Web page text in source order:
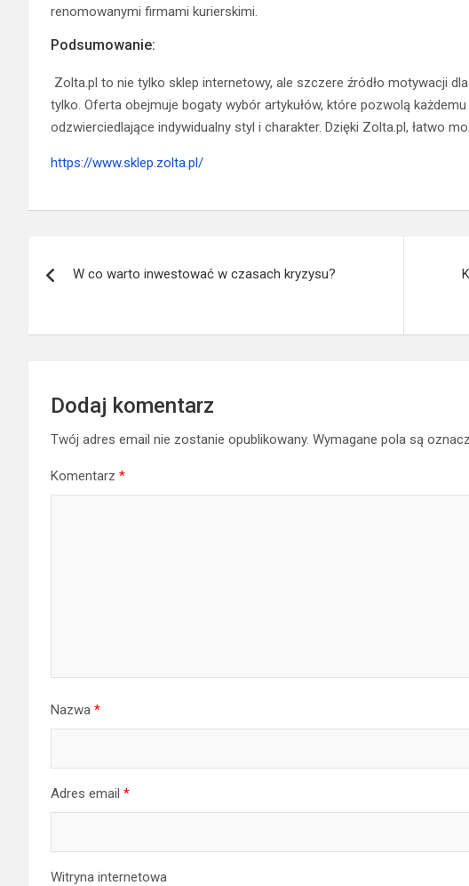
renomowanymi firmami kurierskimi.
Podsumowanie:
Zolta.pl to nie tylko sklep internetowy, ale szczere źródło motywacji
tylko. Oferta obejmuje bogaty wybór artykułów, które pozwolą
odzwierciedlające indywidualny styl i charakter. Dzięki Zolta.pl, łatwo
https://www.sklep.zolta.pl/
wpisuW co warto inwestować w czasach kryzysu?
Dodaj komentarz
Twój adres email nie zostanie opublikowany. Wymagane pola są
Komentarz *
Nazwa *
Adres email *
Witryna internetowa